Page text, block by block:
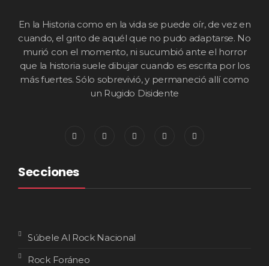
En la Historia como en la vida se puede oír, de vez en
cuando, el grito de aquél que no pudo adaptarse. No
murió con el momento, ni sucumbió ante el horror
que la historia suele dibujar cuando es escrita por los
más fuertes. Sólo sobrevivió, y permaneció allí como
un Rugido Disidente
Secciones
Súbele Al Rock Nacional
Rock Foráneo